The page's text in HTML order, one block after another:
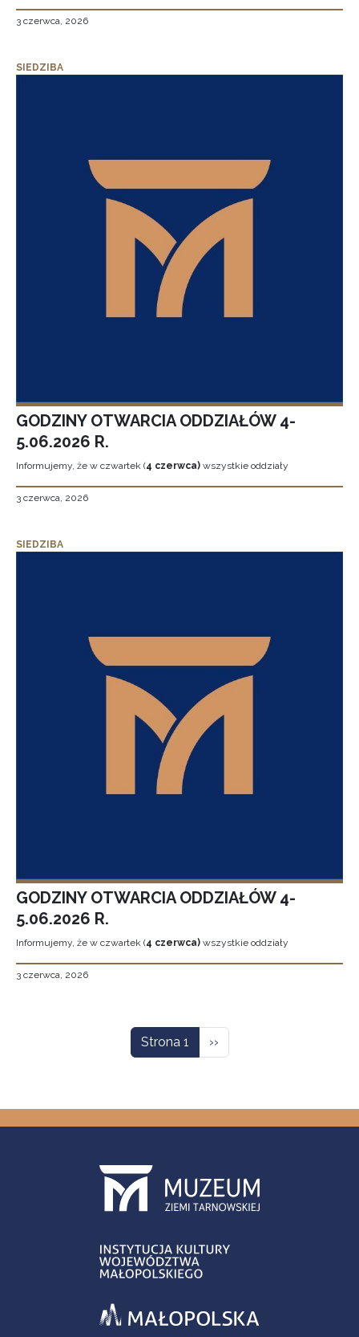
3 czerwca, 2026
SIEDZIBA
GODZINY OTWARCIA ODDZIAŁÓW 4-
5.06.2026 R.
Informujemy, że w czwartek (4 czerwca) wszystkie oddziały
3 czerwca, 2026
SIEDZIBA
GODZINY OTWARCIA ODDZIAŁÓW 4-
5.06.2026 R.
Informujemy, że w czwartek (4 czerwca) wszystkie oddziały
3 czerwca, 2026
Strona 1 Następna strona
››